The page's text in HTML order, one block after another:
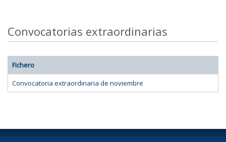
Convocatorias extraordinarias
Fichero
Convocatoria extraordinaria de noviembre